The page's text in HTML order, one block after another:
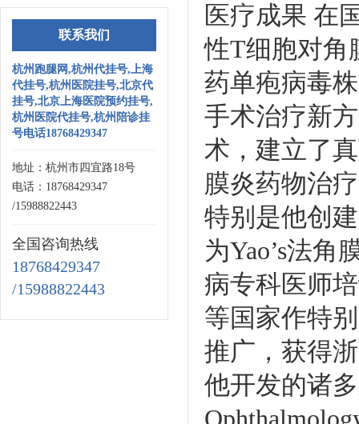
联系我们
杭州跑腿网,杭州代挂号,上海
代挂号,杭州医院挂号,北京代
挂号,北京上海医院预约挂号,
杭州医院代挂号,杭州陪诊挂
号电话18768429347
地址：杭州市四宜路18号
电话：18768429347
/15988822443
全国咨询热线
18768429347
/15988822443
医疗成果 在
性T细胞对角
药单疱病毒
手术治疗新
术，建立了
膜炎药物治
特别是他创
为Yao’s法
病专科医师
等国家作特
推广，获得
他开发的诸